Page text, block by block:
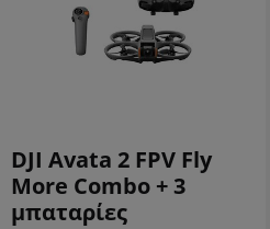
DJI Avata 2 FPV Fly
More Combo + 3
μπαταρίες